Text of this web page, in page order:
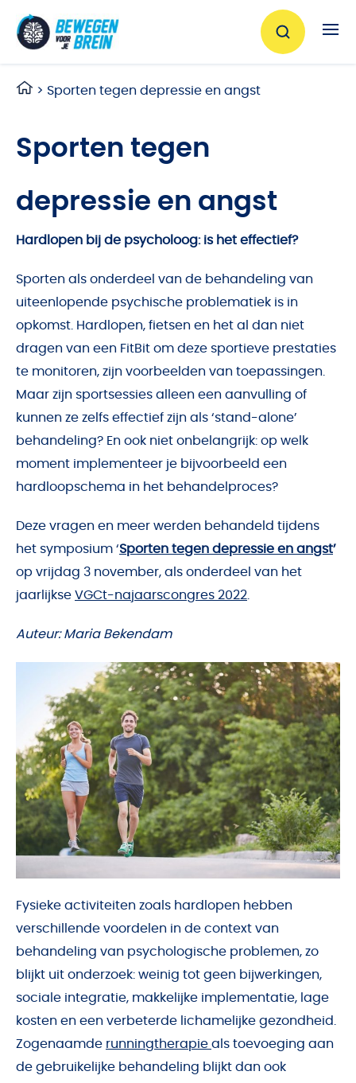
> Sporten tegen depressie en angst
Sporten tegen
depressie en angst
Hardlopen bij de psycholoog: is het effectief?
Sporten als onderdeel van de behandeling van
uiteenlopende psychische problematiek is in
opkomst. Hardlopen, fietsen en het al dan niet
dragen van een FitBit om deze sportieve prestaties
te monitoren, zijn voorbeelden van toepassingen.
Maar zijn sportsessies alleen een aanvulling of
kunnen ze zelfs effectief zijn als ‘stand-alone’
behandeling? En ook niet onbelangrijk: op welk
moment implementeer je bijvoorbeeld een
hardloopschema in het behandelproces?
Deze vragen en meer werden behandeld tijdens
het symposium ‘Sporten tegen depressie en angst’
op vrijdag 3 november, als onderdeel van het
jaarlijkse VGCt-najaarscongres 2022
Auteur: Maria Bekendam
Fysieke activiteiten zoals hardlopen hebben
verschillende voordelen in de context van
behandeling van psychologische problemen, zo
blijkt uit onderzoek: weinig tot geen bijwerkingen,
sociale integratie, makkelijke implementatie, lage
kosten en een verbeterde lichamelijke gezondheid.
Zogenaamde runningtherapie als toevoeging aan
de gebruikelijke behandeling blijkt dan ook